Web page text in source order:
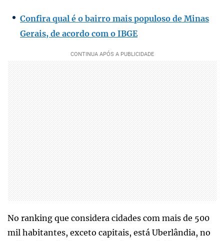
Confira qual é o bairro mais populoso de Minas
Gerais, de acordo com o IBGE
No ranking que considera cidades com mais de 500
mil habitantes, exceto capitais, está Uberlândia, no